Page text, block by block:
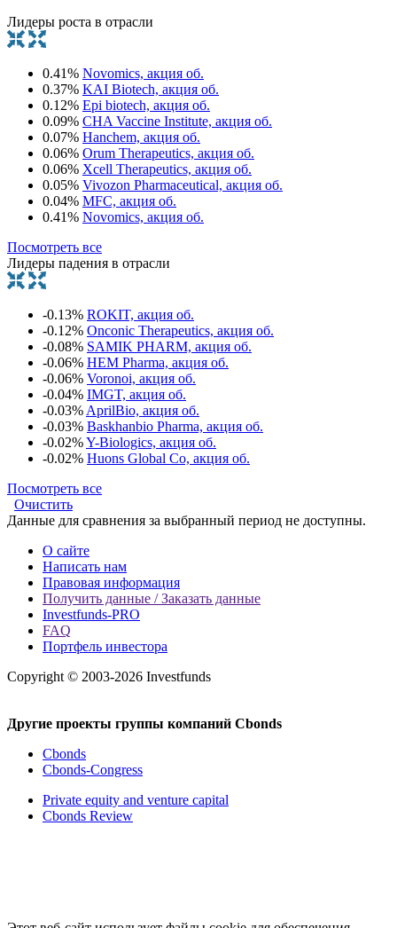
Лидеры роста в отрасли
0.41% Novomics, акция об.
0.37% KAI Biotech, акция об.
0.12% Epi biotech, акция об.
0.09% CHA Vaccine Institute, акция об.
0.07% Hanchem, акция об.
0.06% Orum Therapeutics, акция об.
0.06% Xcell Therapeutics, акция об.
0.05% Vivozon Pharmaceutical, акция об.
0.04% MFC, акция об.
0.41% Novomics, акция об.
Посмотреть все
Лидеры падения в отрасли
-0.13% ROKIT, акция об.
-0.12% Onconic Therapeutics, акция об.
-0.08% SAMIK PHARM, акция об.
-0.06% HEM Pharma, акция об.
-0.06% Voronoi, акция об.
-0.04% IMGT, акция об.
-0.03% AprilBio, акция об.
-0.03% Baskhanbio Pharma, акция об.
-0.02%Y-Biologics, акция об.
-0.02% Huons Global Co, акция об.
Посмотреть все
Очистить
Данные для сравнения за выбранный период не доступны.
О сайте
Написать нам
Правовая информация
Получить данные / Заказать данные
Investfunds-PRO
FAQ
Портфель инвестора
Copyright © 2003-2026 Investfunds
Другие проекты группы компаний Cbonds
Cbonds
Cbonds-Congress
Private equity and venture capital
Cbonds Review